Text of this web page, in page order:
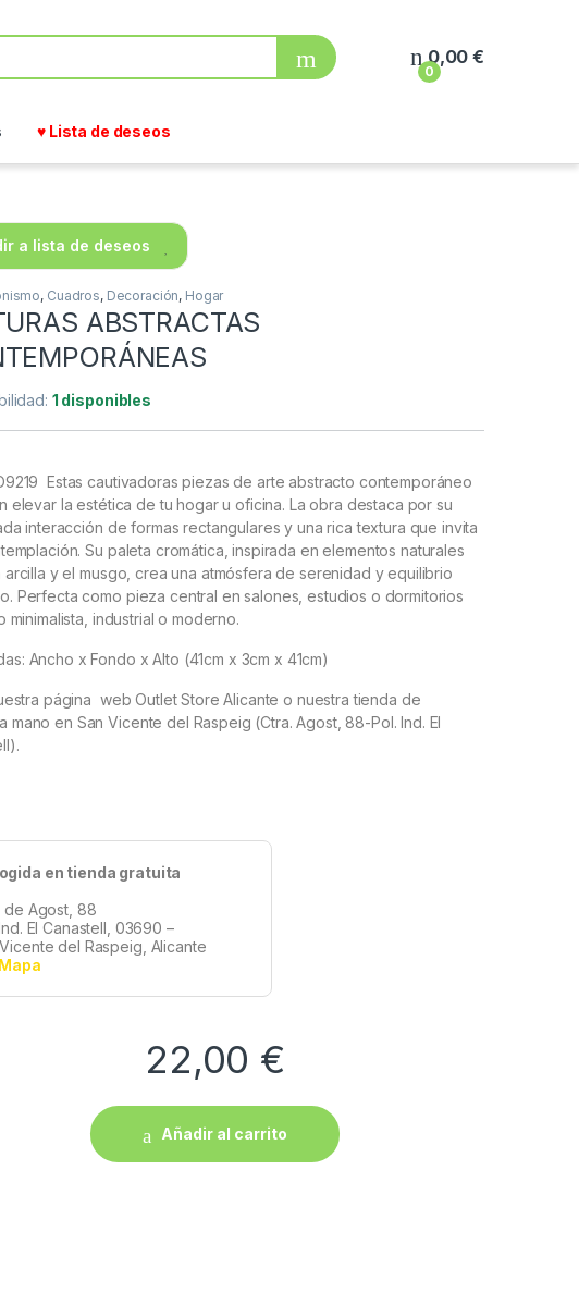
0
0,00€
♥ Lista de deseos
a lista de deseos
, Cuadros, Decoración, Hogar
ABSTRACTAS
1 disponibles
Estas cautivadoras piezas de arte abstracto contemporáneo
elevar la estética de tu hogar u oficina. La obra destaca por su
interacción de formas rectangulares y una rica textura que invita
Su paleta cromática, inspirada en elementos naturales
arcilla y el musgo, crea una atmósfera de serenidad y equilibrio
Perfecta como pieza central en salones, estudios o dormitorios
minimalista, industrial o moderno.
Ancho x Fondo x Alto (41cm x 3cm x 41cm)
página web Outlet Store Alicante o nuestra tienda de
mano en San Vicente del Raspeig (Ctra. Agost, 88-Pol. Ind. El
en tienda gratuita
de Agost, 88
El Canastell, 03690 –
del Raspeig, Alicante
22,00 €
Añadir al carrito